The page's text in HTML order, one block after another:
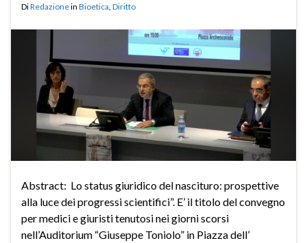
DiRedazionein Bioetica, Diritto
Abstract: Lo status giuridico del nascituro: prospettive
alla luce dei progressi scientifici”. E’ il titolo del convegno
per medici e giuristi tenutosi nei giorni scorsi
nell’Auditorium “Giuseppe Toniolo” in Piazza dell’